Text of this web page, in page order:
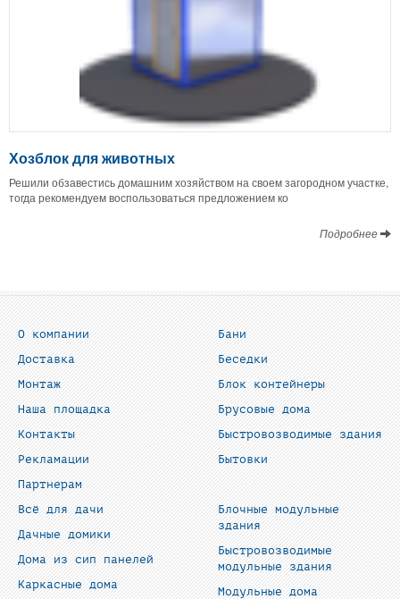
Хозблок для животных
Решили обзавестись домашним хозяйством на своем загородном участке,
тогда рекомендуем воспользоваться предложением ко
Подробнее
О компании
Доставка
Монтаж
Наша площадка
Контакты
Рекламации
Партнерам
Бани
Беседки
Блок контейнеры
Брусовые дома
Быстровозводимые здания
Бытовки
Всё для дачи
Дачные домики
Дома из сип панелей
Каркасные дома
Блочные модульные
здания
Быстровозводимые
модульные здания
Модульные дома